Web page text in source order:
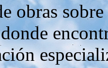
sobre